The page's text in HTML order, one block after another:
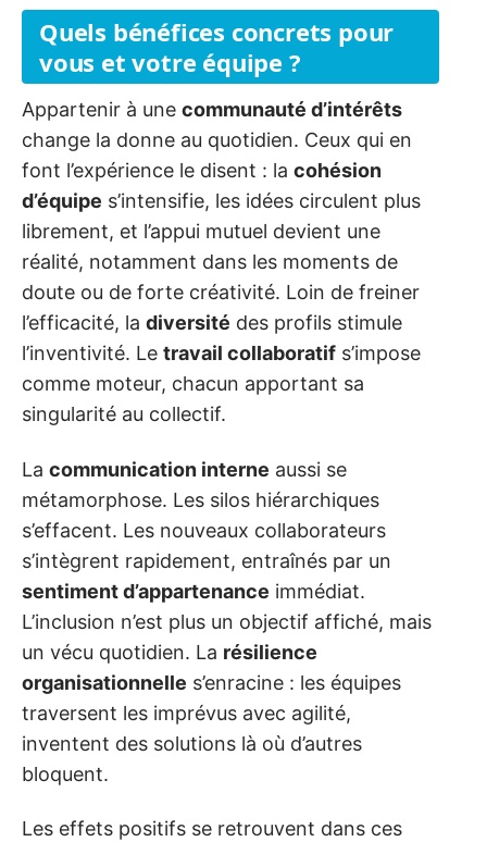
Quels bénéfices concrets pour
vous et votre équipe ?
Appartenir à une communauté d’intérêts
change la donne au quotidien. Ceux qui en
font l’expérience le disent : la cohésion
d’équipe s’intensifie, les idées circulent plus
librement, et l’appui mutuel devient une
réalité, notamment dans les moments de
doute ou de forte créativité. Loin de freiner
l’efficacité, la diversité des profils stimule
l’inventivité. Le travail collaboratif s’impose
comme moteur, chacun apportant sa
singularité au collectif.
La communication interne aussi se
métamorphose. Les silos hiérarchiques
s’effacent. Les nouveaux collaborateurs
s’intègrent rapidement, entraînés par un
sentiment d’appartenance immédiat.
L’inclusion n’est plus un objectif affiché, mais
un vécu quotidien. La résilience
organisationnelle s’enracine : les équipes
traversent les imprévus avec agilité,
inventent des solutions là où d’autres
bloquent.
Les effets positifs se retrouvent dans ces